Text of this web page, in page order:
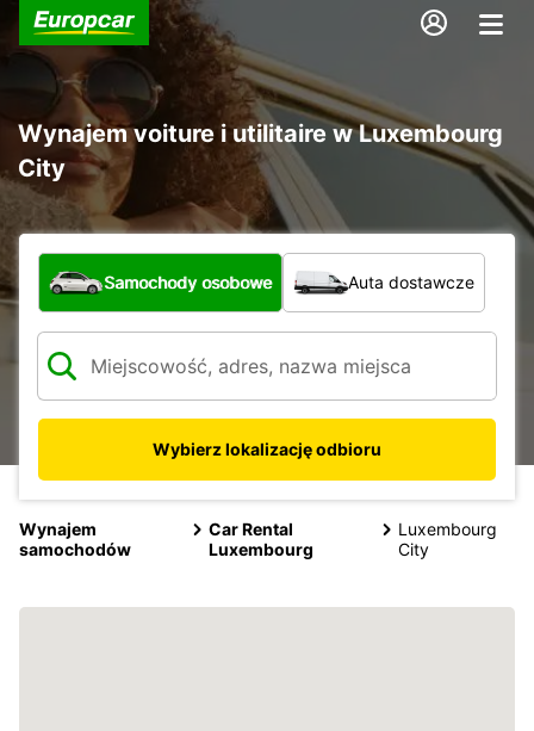
Wynajem voiture i utilitaire w Luxembourg
City
Jaki typ pojazdu?
Samochody osobowe Auta dostawcze
Wybierz lokalizację odbioru
Wynajem
samochodów
Car Rental
Luxembourg
Luxembourg
City